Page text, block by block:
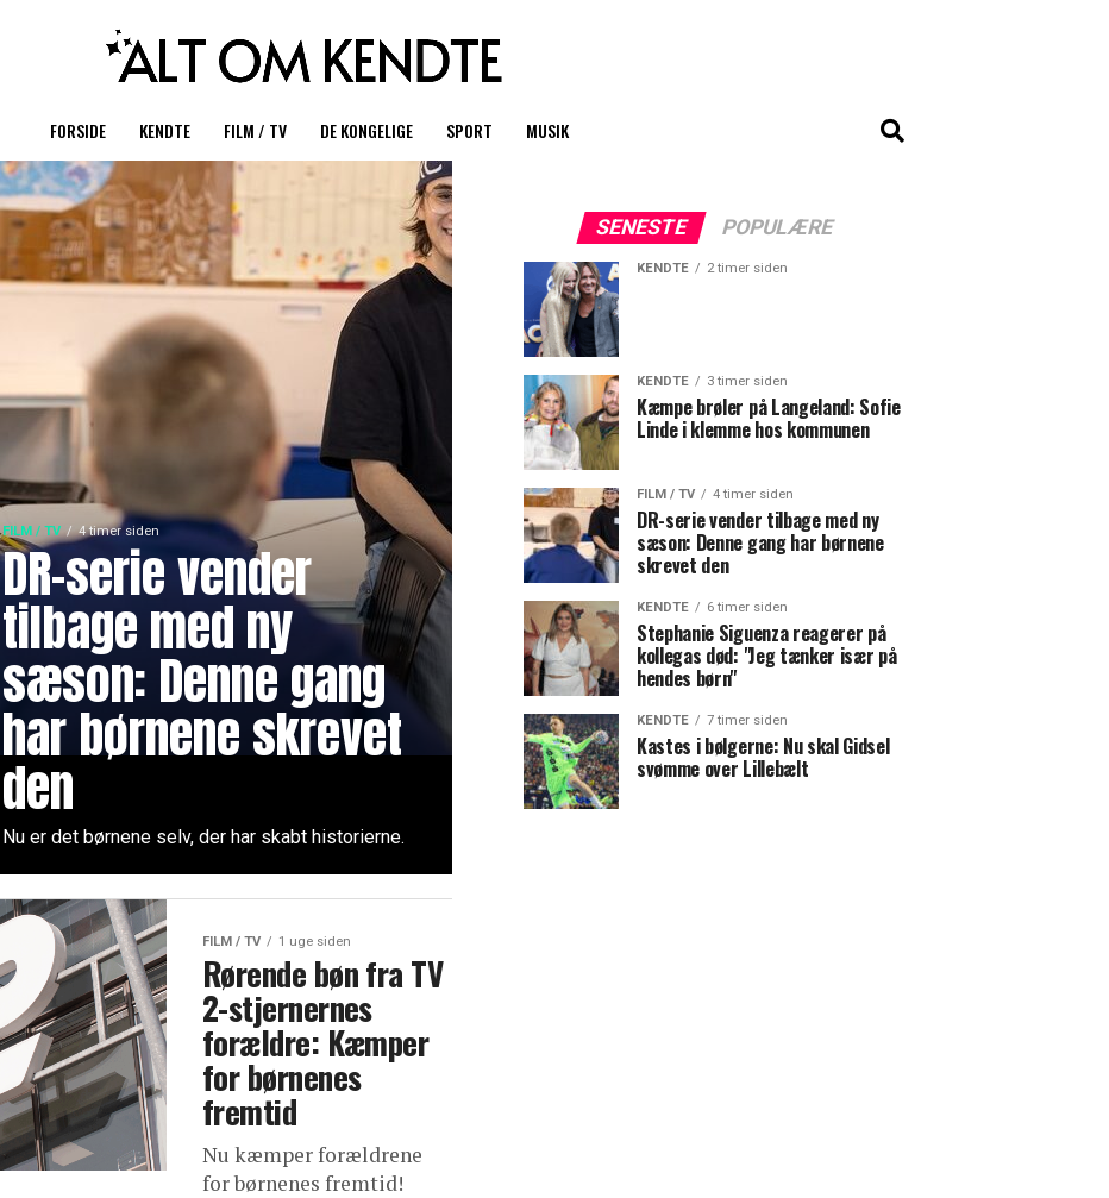
FORSIDE KENDTE FILM / TV DE KONGELIGE SPORT MUSIK
FILM / TV 4 timer siden
DR-serie vender
tilbage med ny
sæson: Denne gang
har børnene skrevet
den
Nu er det børnene selv, der har skabt historierne.
FILM / TV 1 uge siden
Rørende bøn fra TV
2-stjernernes
forældre: Kæmper
for børnenes
fremtid
Nu kæmper forældrene
for børnenes fremtid!
SENESTE POPULÆRE
KENDTE 2 timer siden
KENDTE 3 timer siden
Kæmpe brøler på Langeland: Sofie
Linde i klemme hos kommunen
FILM / TV 4 timer siden
DR-serie vender tilbage med ny
sæson: Denne gang har børnene
skrevet den
KENDTE 6 timer siden
Stephanie Siguenza reagerer på
kollegas død: "Jeg tænker især på
hendes børn"
KENDTE 7 timer siden
Kastes i bølgerne: Nu skal Gidsel
svømme over Lillebælt